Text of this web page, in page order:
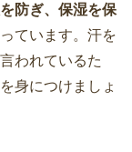
防ぎ、保湿を保
ています。汗を
われているた
身につけましょ